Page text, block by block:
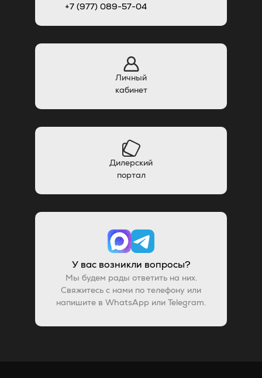
+7 (977) 089-57-04
Личный
кабинет
Дилерский
портал
У вас возникли вопросы?
Мы будем рады ответить на них.
Свяжитесь с нами по телефону или
напишите в WhatsApp или Telegram.